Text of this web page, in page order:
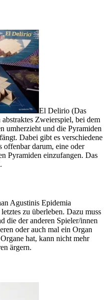
El Delirio (Das
Zweierspiel, bei dem
umherzieht und die Pyramiden
Dabei gibt es verschiedene
offenbar darum, eine oder
Pyramiden einzufangen. Das
Agustinis Epidemia
zu überleben. Dazu muss
die der anderen Spieler/innen
oder auch mal ein Organ
hat, kann nicht mehr
ärgern.